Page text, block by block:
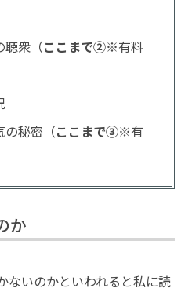
聴衆（ここまで②※有料
の秘密（ここまで③※有
か
ないのかといわれると私に読